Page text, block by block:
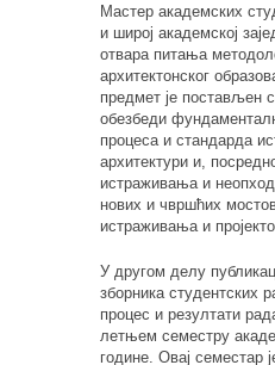
Мастер академских
и широј академској
отвара питања
архитектонског
предмет је постављен
обезбеди
процеса и стандарда
архитектури и,
истраживања и
нових и чвршћих
истраживања и
У другом делу
зборника студентских
процес и резултати
летњем семестру
године. Овај семестар